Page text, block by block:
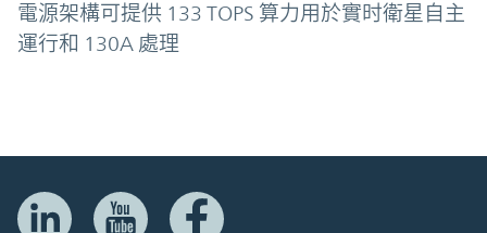
電源架構可提供 133 TOPS 算力用於實时衛星自主
運行和 130A 處理